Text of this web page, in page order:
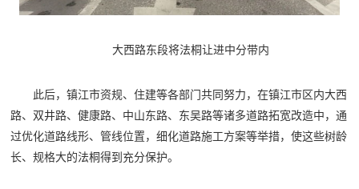
大西路东段将法桐让进中分带内
此后，镇江市资规、住建等各部门共同努力，在镇江市区内大西
路、双井路、健康路、中山东路、东吴路等诸多道路拓宽改造中，通
过优化道路线形、管线位置，细化道路施工方案等举措，使这些树龄
长、规格大的法桐得到充分保护。